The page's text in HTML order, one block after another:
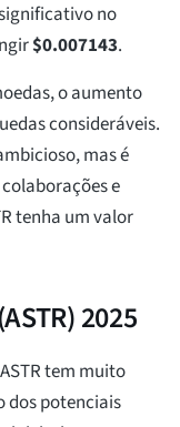
no
$0.007143.
o aumento
consideráveis.
mas é
e
tenha um valor
2025
tem muito
dos potenciais